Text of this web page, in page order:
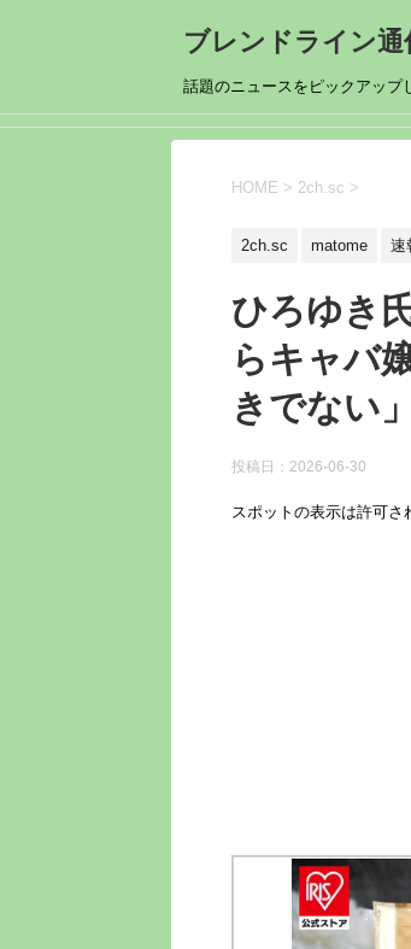
ブレンドライン
話題のニュースをピックアップ
HOME > 2ch.sc >
2ch.sc matome 速
ひろゆき
らキャバ
きでない
投稿日： 2026-06-30